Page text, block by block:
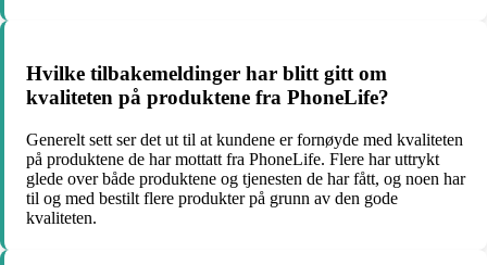
Hvilke tilbakemeldinger har blitt gitt om
kvaliteten på produktene fra PhoneLife?
Generelt sett ser det ut til at kundene er fornøyde med kvaliteten
på produktene de har mottatt fra PhoneLife. Flere har uttrykt
glede over både produktene og tjenesten de har fått, og noen har
til og med bestilt flere produkter på grunn av den gode
kvaliteten.